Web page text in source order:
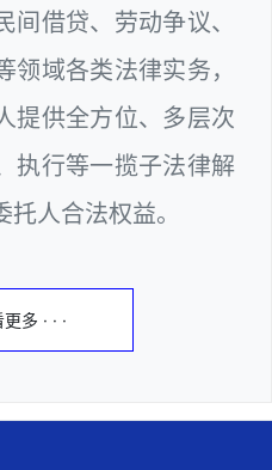
间借贷、劳动争议、
领域各类法律实务，
提供全方位、多层次
执行等一揽子法律解
人合法权益。
更多 · · ·